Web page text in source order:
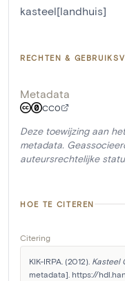
kasteel[landhuis]
RECHTEN &
Metadata
CC0
Deze toewijzing aan
metadata.
auteursrechtelijke
HOE TE CITEREN
Citering
KIK-IRPA. (2012). Kasteel
metadata]. https://